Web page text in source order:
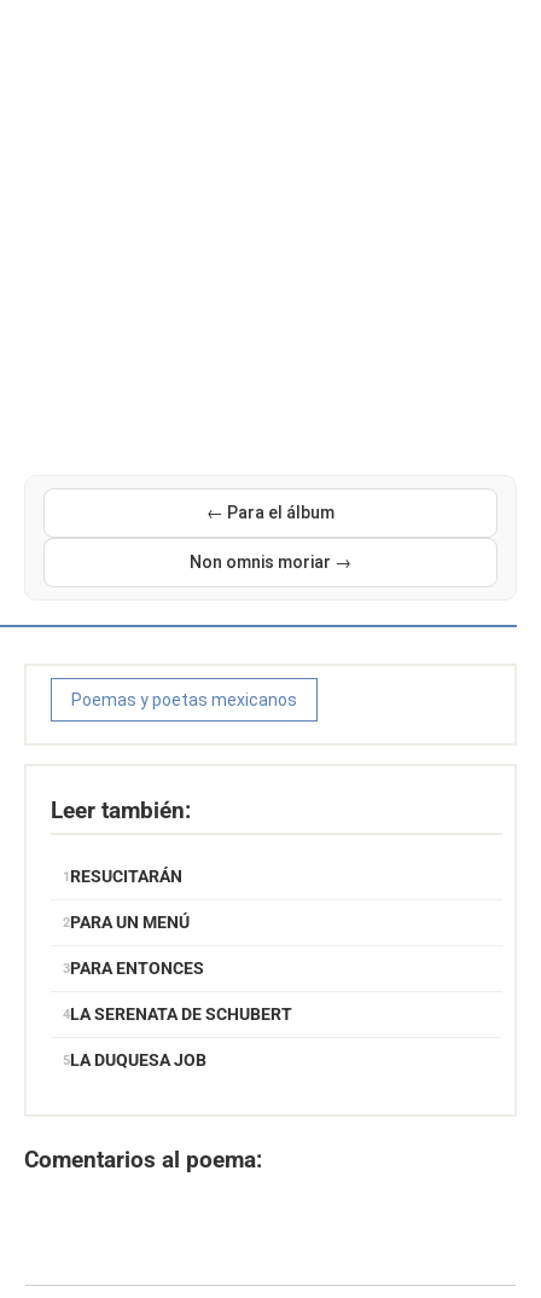
← Para el álbum
Non omnis moriar →
Poemas y poetas mexicanos
Leer también:
RESUCITARÁN
PARA UN MENÚ
PARA ENTONCES
LA SERENATA DE SCHUBERT
LA DUQUESA JOB
Comentarios al poema: